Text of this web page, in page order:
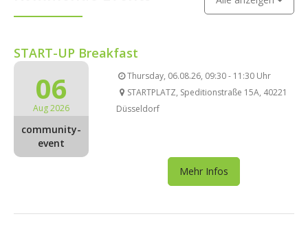
START-UP Breakfast
06
Aug 2026
community-
event
Thursday, 06.08.26, 09:30 - 11:30 Uhr
STARTPLATZ, Speditionstraße 15A, 40221
Düsseldorf
Mehr Infos